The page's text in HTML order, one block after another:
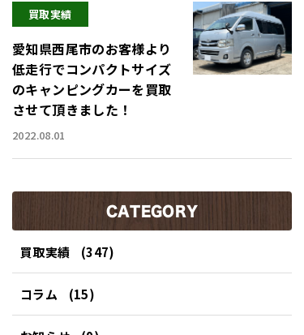
買取実績
愛知県西尾市のお客様より
低走行でコンパクトサイズ
のキャンピングカーを買取
させて頂きました！
2022.08.01
CATEGORY
買取実績 (347)
コラム (15)